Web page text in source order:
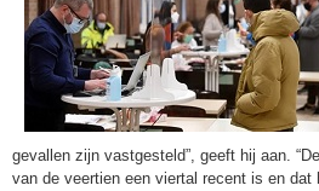
gevallen zijn vastgesteld”, geeft hij aan.
van de veertien een viertal recent is en